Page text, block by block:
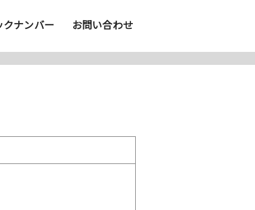
クナンバー お問い合わせ